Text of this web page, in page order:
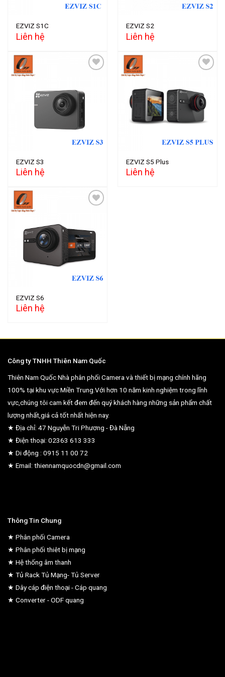
EZVIZ S1C
Liên hệ
EZVIZ S2
Liên hệ
Add to
wishlist
EZVIZ S3
Liên hệ
Add to
wishlist
EZVIZ S5 Plus
Liên hệ
Add to
wishlist
EZVIZ S6
Liên hệ
Công ty TNHH Thiên Nam Quốc
Thiên Nam Quốc Nhà phân phối Camera và thiết bị mạng chính hãng
100% tại khu vực Miền Trung.Với hơn 10 năm kinh nghiệm trong lĩnh
vực,chúng tôi cam kết đem đến quý khách hàng những sản phẩm chất
lượng nhất,giá cả tốt nhất hiện nay.
★ Địa chỉ: 47 Nguyễn Tri Phương - Đà Nẵng
★ Điện thoại: 02363 613 333
★ Di động : 0915 11 00 72
★ Email: thiennamquocdn@gmail.com
Thông Tin Chung
★ Phân phối Camera
★ Phân phối thiêt bị mạng
★ Hệ thống âm thanh
★ Tủ Rack Tủ Mạng- Tủ Server
★ Dây cáp điện thoại - Cáp quang
★ Converter - ODF quang